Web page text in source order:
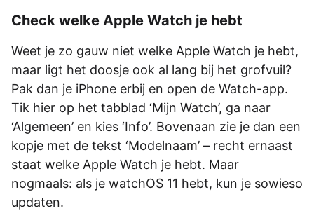
Check welke Apple Watch je hebt
Weet je zo gauw niet welke Apple Watch je hebt,
maar ligt het doosje ook al lang bij het grofvuil?
Pak dan je iPhone erbij en open de Watch-app.
Tik hier op het tabblad ‘Mijn Watch’, ga naar
‘Algemeen’ en kies ‘Info’. Bovenaan zie je dan een
kopje met de tekst ‘Modelnaam’ – recht ernaast
staat welke Apple Watch je hebt. Maar
nogmaals: als je watchOS 11 hebt, kun je sowieso
updaten.